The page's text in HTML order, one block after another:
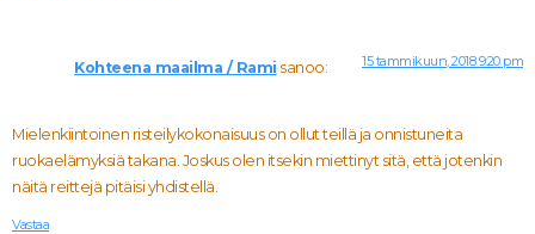
Kohteena maailma / Rami sanoo: 15 tammikuun, 2018 9:20 pm
Mielenkiintoinen risteilykokonaisuus on ollut teillä ja onnistuneita
ruokaelämyksiä takana. Joskus olen itsekin miettinyt sitä, että jotenkin
näitä reittejä pitäisi yhdistellä.
Vastaa